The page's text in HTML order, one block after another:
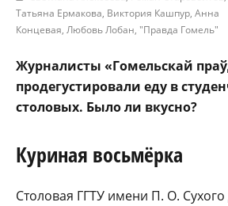
Татьяна Ермакова, Виктория Кашпур, Анна
Концевая, Любовь Лобан, "Правда Гомель"
Журналисты «Гомельскай
продегустировали еду в
столовых. Было ли вкусно?
Куриная восьмёрка
Столовая ГГТУ имени П. О.